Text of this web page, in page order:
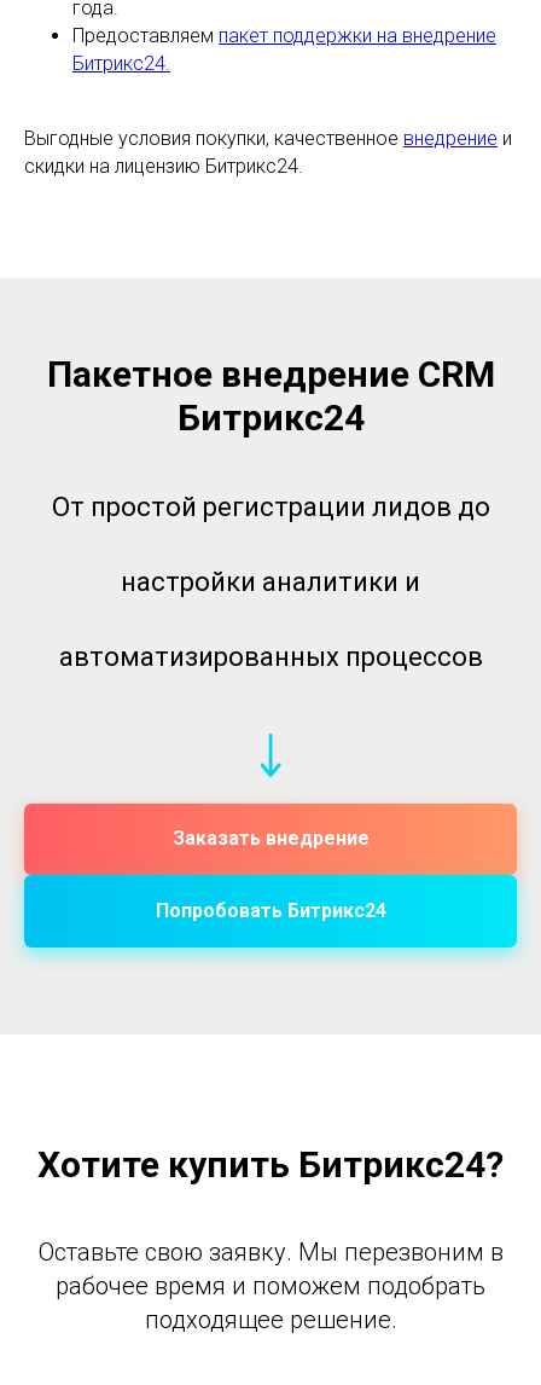
года.
Предоставляем пакет поддержки на внедрение
Битрикс24.
Выгодные условия покупки, качественное внедрение и
скидки на лицензию Битрикс24.
Пакетное внедрение CRM
Битрикс24
От простой регистрации лидов до
настройки аналитики и
автоматизированных процессов
Заказать внедрение
Попробовать Битрикс24
Хотите купить Битрикс24?
Оставьте свою заявку. Мы перезвоним в
рабочее время и поможем подобрать
подходящее решение.